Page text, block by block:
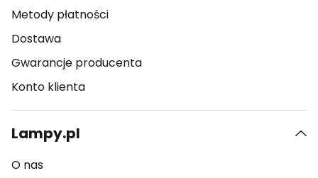
Metody płatności
Dostawa
Gwarancje producenta
Konto klienta
Lampy.pl
O nas